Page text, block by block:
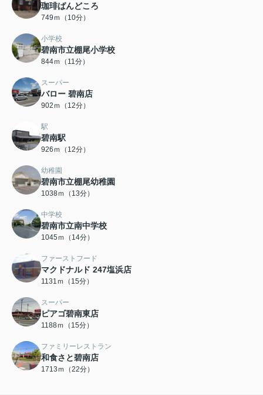
珈琲ばんどころ
749ｍ（10分）
小学校
碧南市立棚尾小学校
844ｍ（11分）
スーパー
バロー 碧南店
902ｍ（12分）
駅
碧南駅
926ｍ（12分）
幼稚園
碧南市立棚尾幼稚園
1038ｍ（13分）
中学校
碧南市立南中学校
1045ｍ（14分）
ファーストフード
マクドナルド 247塩浜店
1131ｍ（15分）
スーパー
ピアゴ碧南東店
1188ｍ（15分）
ファミリーレストラン
和食さと碧南店
1713ｍ（22分）